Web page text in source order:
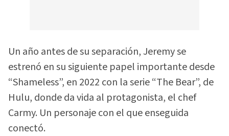
Un año antes de su separación, Jeremy se
estrenó en su siguiente papel importante desde
“Shameless”, en 2022 con la serie “The Bear”, de
Hulu, donde da vida al protagonista, el chef
Carmy. Un personaje con el que enseguida
conectó.